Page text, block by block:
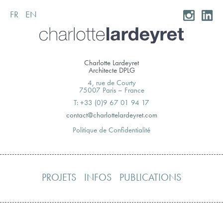
Skip
to
FR EN
Charlotte Lardeyret
Architecte DPLG
4, rue de Courty
75007 Paris – France
T: +33 (0)9 67 01 94 17
moc.teryedralettolrahc@tcatnoc
Politique de Confidentialité
PROJETS INFOS PUBLICATIONS